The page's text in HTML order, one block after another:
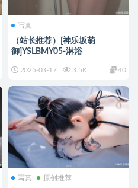
写真
（站长推荐）[神乐坂萌
御]YSLBMY05-淋浴
2025-03-17 3.5K 40
写真 原创推荐